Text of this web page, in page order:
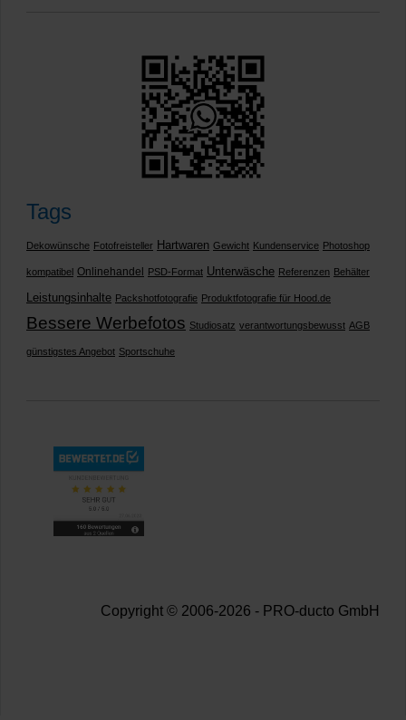
Tags
Dekowünsche Fotofreisteller Hartwaren Gewicht Kundenservice Photoshop
kompatibel Onlinehandel PSD-Format Unterwäsche Referenzen Behälter
Leistungsinhalte Packshotfotografie Produktfotografie für Hood.de
Bessere Werbefotos Studiosatz verantwortungsbewusst AGB
günstigstes Angebot Sportschuhe
Copyright © 2006-2026 - PRO-ducto GmbH